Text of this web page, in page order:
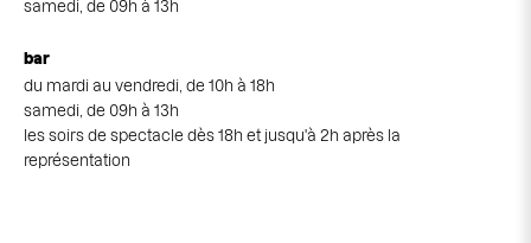
samedi, de 09h à 13h
bar
du mardi au vendredi, de 10h à 18h
samedi, de 09h à 13h
les soirs de spectacle dès 18h et jusqu'à 2h après la
représentation